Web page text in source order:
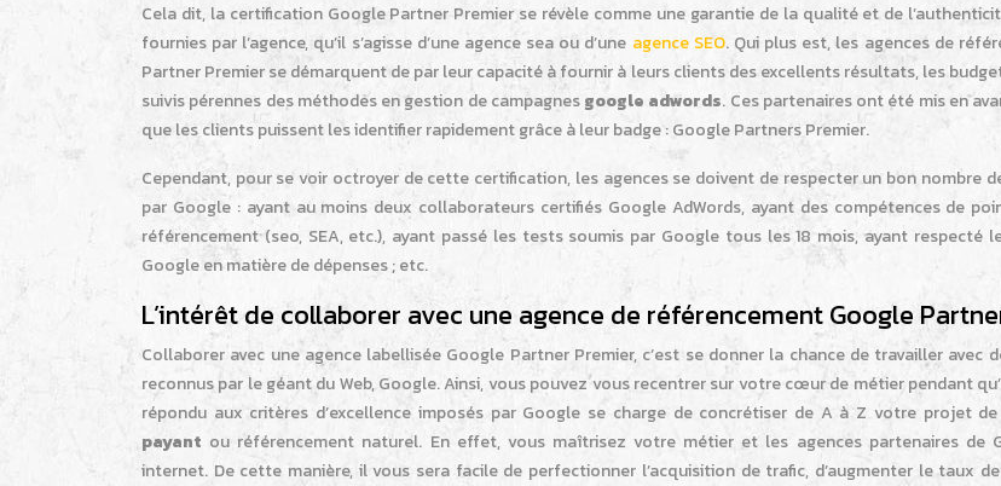
Cela dit, la certification Google Partner Premier se révèle comme une garantie de la qualité et de
fournies par l’agence, qu’il s’agisse d’une agence sea ou d’une agence SEO. Qui plus est, les agences de
Partner Premier se démarquent de par leur capacité à fournir à leurs clients des excellents résultats, les
suivis pérennes des méthodes en gestion de campagnesgoogle adwords. Ces partenaires ont été mis en
que les clients puissent les identifier rapidement grâce à leur badge : Google Partners Premier.
Cependant, pour se voir octroyer de cette certification, les agences se doivent de respecter un bon nombre
par Google : ayant au moins deux collaborateurs certifiés Google AdWords, ayant des compétences de
référencement (seo, SEA, etc.), ayant passé les tests soumis par Google tous les 18 mois, ayant respecté
Google en matière de dépenses ; etc.
L’intérêt de collaborer avec une agence de référencement Google
Collaborer avec une agence labellisée Google Partner Premier, c’est se donner la chance de travailler avec
reconnus par le géant du Web, Google. Ainsi, vous pouvez vous recentrer sur votre cœur de métier pendant
répondu aux critères d’excellence imposés par Google se charge de concrétiser de A à Z votre projet de
payant ou référencement naturel. En effet, vous maîtrisez votre métier et les agences partenaires de
internet. De cette manière, il vous sera facile de perfectionner l’acquisition de trafic, d’augmenter le taux